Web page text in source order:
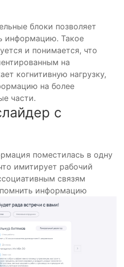
блоки позволяет
информацию. Такое
и понимается, что
на
когнитивную нагрузку,
на более
части.
с
поместилась в одну
имитирует рабочий
связям
информацию